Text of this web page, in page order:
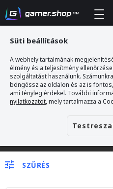
Töltők/Kábelek>
SZŰRÉS
Süti beállítások
A webhely tartalmának
élmény és a teljesítmény
szolgáltatást használunk.
böngéssz az oldalon és az is
ami tényleg érdekel. További
nyilatkozatot, mely tartalmazza a